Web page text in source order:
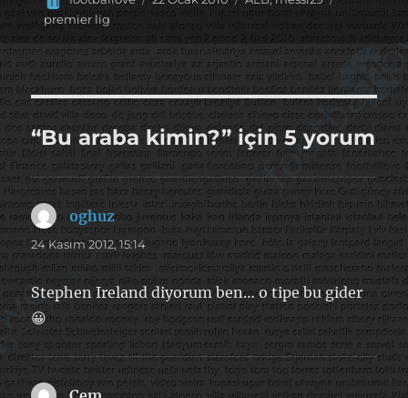
premier lig
“Bu araba kimin?” için 5 yorum
oghuzdedi
ki:
24 Kasım 2012, 15:14
Stephen Ireland diyorum ben… o tipe bu gider
😀